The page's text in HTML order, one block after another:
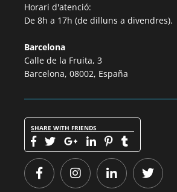
Horari d'atenció:
De 8h a 17h (de dilluns a divendres).
Barcelona
Calle de la Fruita, 3
Barcelona, 08002, España
SHARE WITH FRIENDS